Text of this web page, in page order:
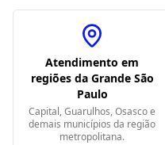
Atendimento em
regiões da Grande São
Paulo
Capital, Guarulhos, Osasco e
demais municípios da região
metropolitana.